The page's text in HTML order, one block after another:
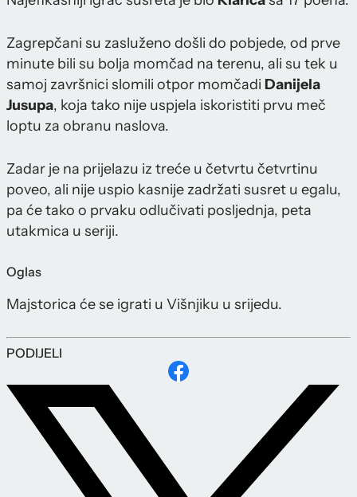
Zagrepčani su zasluženo došli do pobjede, od prve
minute bili su bolja momčad na terenu, ali su tek u
samoj završnici slomili otpor momčadi Danijela
Jusupa, koja tako nije uspjela iskoristiti prvu meč
loptu za obranu naslova.
Zadar je na prijelazu iz treće u četvrtu četvrtinu
poveo, ali nije uspio kasnije zadržati susret u egalu,
pa će tako o prvaku odlučivati posljednja, peta
utakmica u seriji.
Oglas
Majstorica će se igrati u Višnjiku u srijedu.
PODIJELI